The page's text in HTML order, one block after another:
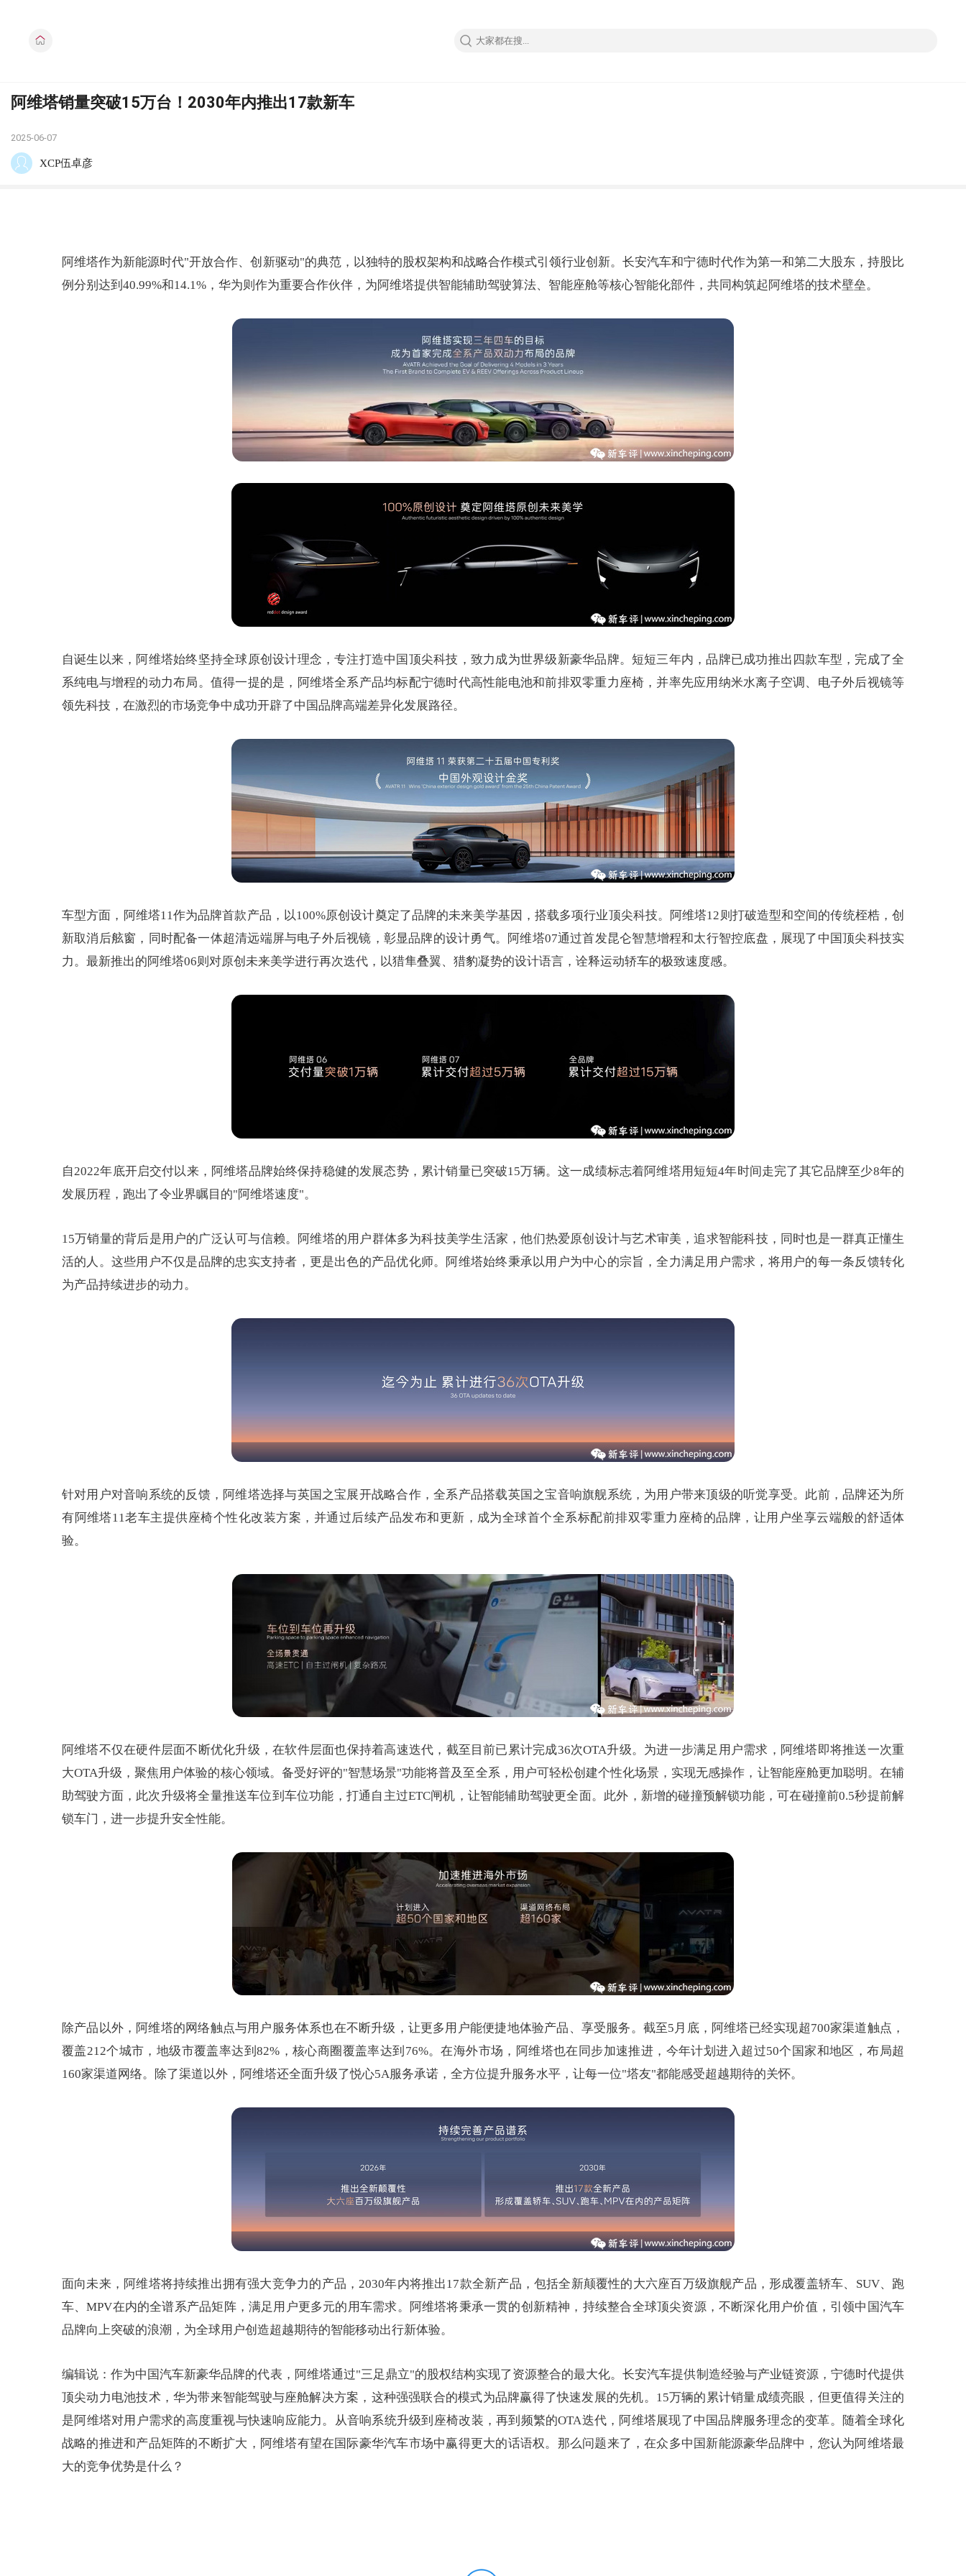
阿维塔销量突破15万台！2030年内推出17款新车
2025-06-07
XCP伍卓彦
阿维塔作为新能源时代"开放合作、创新驱动"的典范，以独特的股权架构和战略合作模式引领行业创新。长安汽车和宁德时代作为第一和第二大股东，持股比
例分别达到40.99%和14.1%，华为则作为重要合作伙伴，为阿维塔提供智能辅助驾驶算法、智能座舱等核心智能化部件，共同构筑起阿维塔的技术壁垒。
自诞生以来，阿维塔始终坚持全球原创设计理念，专注打造中国顶尖科技，致力成为世界级新豪华品牌。短短三年内，品牌已成功推出四款车型，完成了全
系纯电与增程的动力布局。值得一提的是，阿维塔全系产品均标配宁德时代高性能电池和前排双零重力座椅，并率先应用纳米水离子空调、电子外后视镜等
领先科技，在激烈的市场竞争中成功开辟了中国品牌高端差异化发展路径。
车型方面，阿维塔11作为品牌首款产品，以100%原创设计奠定了品牌的未来美学基因，搭载多项行业顶尖科技。阿维塔12则打破造型和空间的传统桎梏，创
新取消后舷窗，同时配备一体超清远端屏与电子外后视镜，彰显品牌的设计勇气。阿维塔07通过首发昆仑智慧增程和太行智控底盘，展现了中国顶尖科技实
力。最新推出的阿维塔06则对原创未来美学进行再次迭代，以猎隼叠翼、猎豹凝势的设计语言，诠释运动轿车的极致速度感。
自2022年底开启交付以来，阿维塔品牌始终保持稳健的发展态势，累计销量已突破15万辆。这一成绩标志着阿维塔用短短4年时间走完了其它品牌至少8年的
发展历程，跑出了令业界瞩目的"阿维塔速度"。
15万销量的背后是用户的广泛认可与信赖。阿维塔的用户群体多为科技美学生活家，他们热爱原创设计与艺术审美，追求智能科技，同时也是一群真正懂生
活的人。这些用户不仅是品牌的忠实支持者，更是出色的产品优化师。阿维塔始终秉承以用户为中心的宗旨，全力满足用户需求，将用户的每一条反馈转化
为产品持续进步的动力。
针对用户对音响系统的反馈，阿维塔选择与英国之宝展开战略合作，全系产品搭载英国之宝音响旗舰系统，为用户带来顶级的听觉享受。此前，品牌还为所
有阿维塔11老车主提供座椅个性化改装方案，并通过后续产品发布和更新，成为全球首个全系标配前排双零重力座椅的品牌，让用户坐享云端般的舒适体
验。
阿维塔不仅在硬件层面不断优化升级，在软件层面也保持着高速迭代，截至目前已累计完成36次OTA升级。为进一步满足用户需求，阿维塔即将推送一次重
大OTA升级，聚焦用户体验的核心领域。备受好评的"智慧场景"功能将普及至全系，用户可轻松创建个性化场景，实现无感操作，让智能座舱更加聪明。在辅
助驾驶方面，此次升级将全量推送车位到车位功能，打通自主过ETC闸机，让智能辅助驾驶更全面。此外，新增的碰撞预解锁功能，可在碰撞前0.5秒提前解
锁车门，进一步提升安全性能。
除产品以外，阿维塔的网络触点与用户服务体系也在不断升级，让更多用户能便捷地体验产品、享受服务。截至5月底，阿维塔已经实现超700家渠道触点，
覆盖212个城市，地级市覆盖率达到82%，核心商圈覆盖率达到76%。在海外市场，阿维塔也在同步加速推进，今年计划进入超过50个国家和地区，布局超
160家渠道网络。除了渠道以外，阿维塔还全面升级了悦心5A服务承诺，全方位提升服务水平，让每一位"塔友"都能感受超越期待的关怀。
面向未来，阿维塔将持续推出拥有强大竞争力的产品，2030年内将推出17款全新产品，包括全新颠覆性的大六座百万级旗舰产品，形成覆盖轿车、SUV、跑
车、MPV在内的全谱系产品矩阵，满足用户更多元的用车需求。阿维塔将秉承一贯的创新精神，持续整合全球顶尖资源，不断深化用户价值，引领中国汽车
品牌向上突破的浪潮，为全球用户创造超越期待的智能移动出行新体验。
编辑说：作为中国汽车新豪华品牌的代表，阿维塔通过"三足鼎立"的股权结构实现了资源整合的最大化。长安汽车提供制造经验与产业链资源，宁德时代提供
顶尖动力电池技术，华为带来智能驾驶与座舱解决方案，这种强强联合的模式为品牌赢得了快速发展的先机。15万辆的累计销量成绩亮眼，但更值得关注的
是阿维塔对用户需求的高度重视与快速响应能力。从音响系统升级到座椅改装，再到频繁的OTA迭代，阿维塔展现了中国品牌服务理念的变革。随着全球化
战略的推进和产品矩阵的不断扩大，阿维塔有望在国际豪华汽车市场中赢得更大的话语权。那么问题来了，在众多中国新能源豪华品牌中，您认为阿维塔最
大的竞争优势是什么？